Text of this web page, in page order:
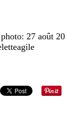
27 août